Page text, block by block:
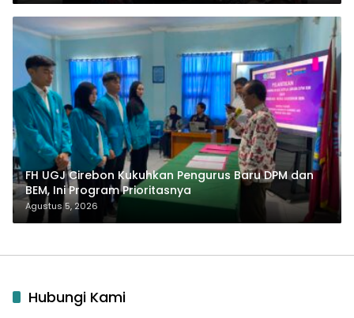
FH UGJ Cirebon Kukuhkan Pengurus Baru DPM dan
BEM, Ini Program Prioritasnya
Agustus 5, 2026
Hubungi Kami